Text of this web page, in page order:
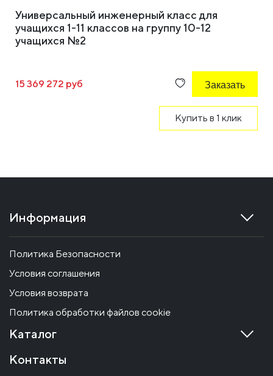
Универсальный инженерный класс для
учащихся 1-11 классов на группу 10-12
учащихся №2
15 369 272 руб Заказать
Купить в 1 клик
Информация
Политика Безопасности
Условия соглашения
Условия возврата
Политика обработки файлов cookie
Каталог
Контакты